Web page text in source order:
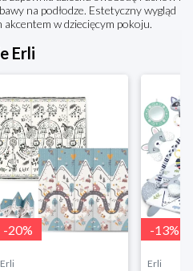
na podłodze. Estetyczny wygląd
akcentem w dziecięcym pokoju.
Erli
-20%
Erli
-13%
Erli